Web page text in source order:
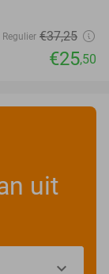
Regulier €37,25
€25,50
uit